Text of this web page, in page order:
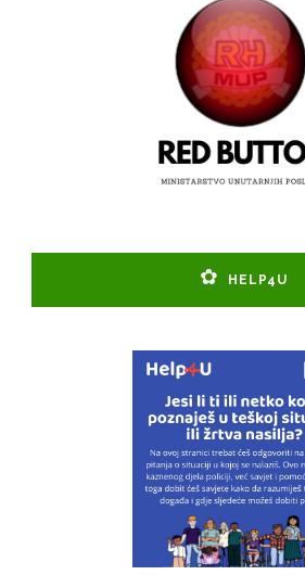
HELP4U